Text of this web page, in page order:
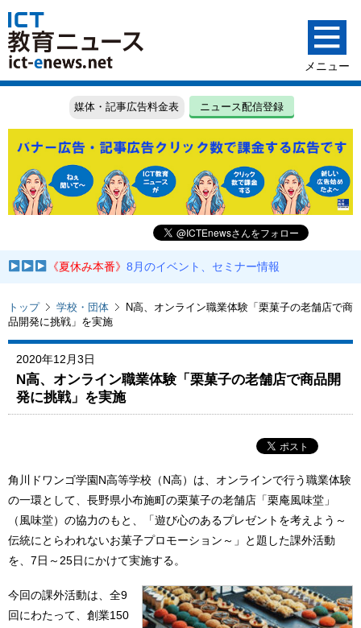
媒体・記事広告料金表 ニュース配信登録
《夏休み本番》8月のイベント、セミナー情報
トップ 学校・団体
N高、オンライン職業体験「栗菓子の老舗店で商
品開発に挑戦」を実施
2020年12月3日
N高、オンライン職業体験「栗菓子の老舗店で商品開
発に挑戦」を実施
角川ドワンゴ学園N高等学校（N高）は、オンラインで行う職業体験
の一環として、長野県小布施町の栗菓子の老舗店「栗庵風味堂」
（風味堂）の協力のもと、「遊び心のあるプレゼントを考えよう～
伝統にとらわれないお菓子プロモーション～」と題した課外活動
を、7日～25日にかけて実施する。
今回の課外活動は、全9
回にわたって、創業150